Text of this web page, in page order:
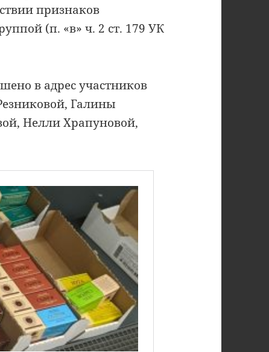
признаков
(п. «в» ч. 2 ст. 179 УК
в адрес участников
Галины
Нелли Храпуновой,